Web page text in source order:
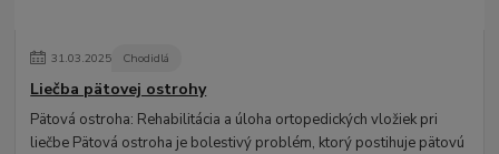
31.03.2025 Chodidlá
Liečba pätovej ostrohy
Pätová ostroha: Rehabilitácia a úloha ortopedických vložiek pri
liečbe Pätová ostroha je bolestivý problém, ktorý postihuje pätovú